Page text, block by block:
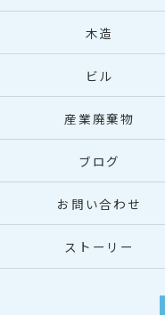
木造
ビル
産業廃棄物
ブログ
お問い合わせ
ストーリー